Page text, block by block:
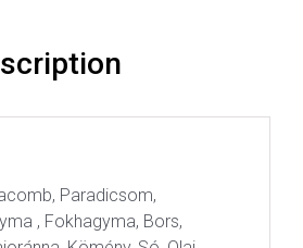
Paradicsom,
, Fokhagyma, Bors,